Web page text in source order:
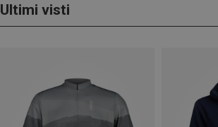
Ultimi visti